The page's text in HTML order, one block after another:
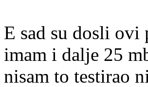
E sad su dosli ovi
imam i dalje 25
nisam to testirao